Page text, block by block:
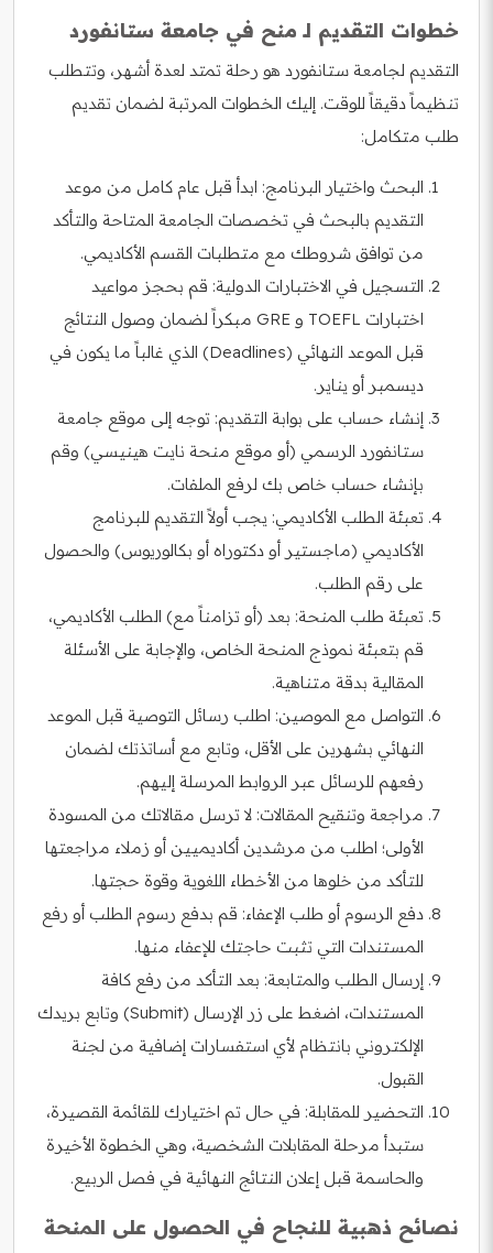
خطوات التقديم لـ منح في جامعة ستانفورد
التقديم لجامعة ستانفورد هو رحلة تمتد لعدة أشهر، وتتطلب
تنظيماً دقيقاً للوقت. إليك الخطوات المرتبة لضمان تقديم
طلب متكامل:
البحث واختيار البرنامج: ابدأ قبل عام كامل من موعد
التقديم بالبحث في تخصصات الجامعة المتاحة والتأكد
من توافق شروطك مع متطلبات القسم الأكاديمي.
التسجيل في الاختبارات الدولية: قم بحجز مواعيد
اختبارات TOEFL و GRE مبكراً لضمان وصول النتائج
قبل الموعد النهائي (Deadlines) الذي غالباً ما يكون في
ديسمبر أو يناير.
إنشاء حساب على بوابة التقديم: توجه إلى موقع جامعة
ستانفورد الرسمي (أو موقع منحة نايت هينيسي) وقم
بإنشاء حساب خاص بك لرفع الملفات.
تعبئة الطلب الأكاديمي: يجب أولاً التقديم للبرنامج
الأكاديمي (ماجستير أو دكتوراه أو بكالوريوس) والحصول
على رقم الطلب.
تعبئة طلب المنحة: بعد (أو تزامناً مع) الطلب الأكاديمي،
قم بتعبئة نموذج المنحة الخاص، والإجابة على الأسئلة
المقالية بدقة متناهية.
التواصل مع الموصين: اطلب رسائل التوصية قبل الموعد
النهائي بشهرين على الأقل، وتابع مع أساتذتك لضمان
رفعهم للرسائل عبر الروابط المرسلة إليهم.
مراجعة وتنقيح المقالات: لا ترسل مقالاتك من المسودة
الأولى؛ اطلب من مرشدين أكاديميين أو زملاء مراجعتها
للتأكد من خلوها من الأخطاء اللغوية وقوة حجتها.
دفع الرسوم أو طلب الإعفاء: قم بدفع رسوم الطلب أو رفع
المستندات التي تثبت حاجتك للإعفاء منها.
إرسال الطلب والمتابعة: بعد التأكد من رفع كافة
المستندات، اضغط على زر الإرسال (Submit) وتابع بريدك
الإلكتروني بانتظام لأي استفسارات إضافية من لجنة
القبول.
التحضير للمقابلة: في حال تم اختيارك للقائمة القصيرة،
ستبدأ مرحلة المقابلات الشخصية، وهي الخطوة الأخيرة
والحاسمة قبل إعلان النتائج النهائية في فصل الربيع.
نصائح ذهبية للنجاح في الحصول على المنحة